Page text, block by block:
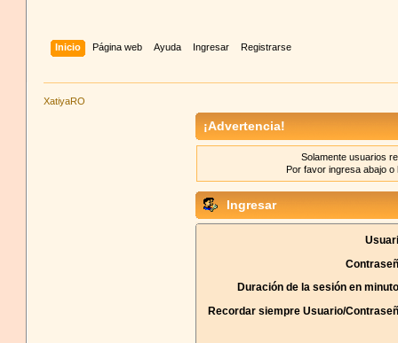
Inicio Página web Ayuda Ingresar Registrarse
XatiyaRO
¡Advertencia!
Solamente usuarios
Por favor ingresa abajo
Ingresar
Duración de la sesión en
Recordar siempre Usuario/